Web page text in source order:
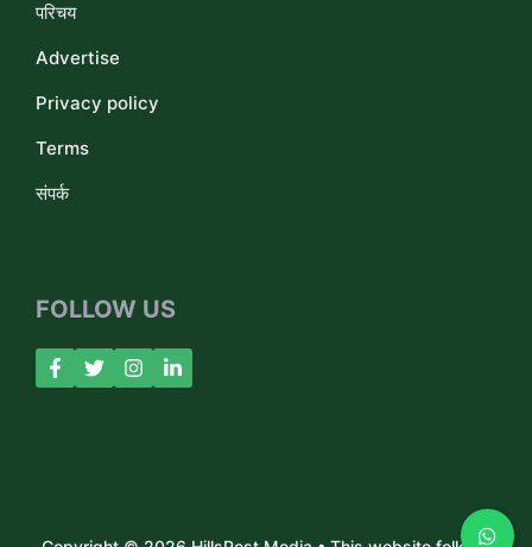
परिचय
Advertise
Privacy policy
Terms
संपर्क
FOLLOW US